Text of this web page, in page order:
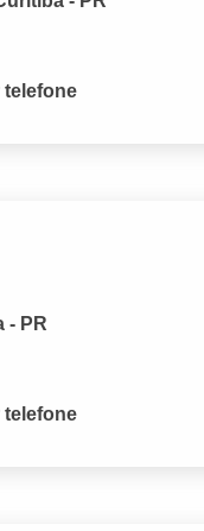
telefone
- PR
telefone